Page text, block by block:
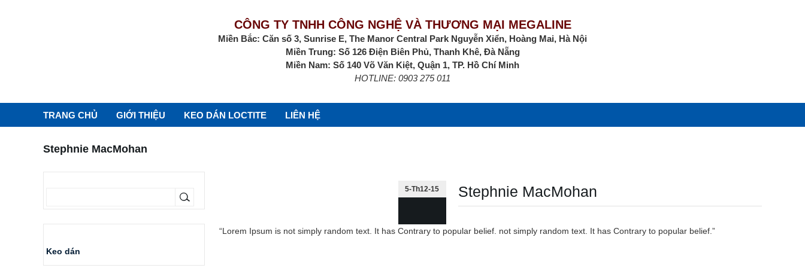
CÔNG TY TNHH CÔNG NGHỆ VÀ THƯƠNG MẠI MEGALINE
Miền Bắc: Căn số 3, Sunrise E, The Manor Central Park Nguyễn Xiển, Hoàng Mai, Hà Nội
Miền Trung: Số 126 Điện Biên Phủ, Thanh Khê, Đà Nẵng
Miền Nam: Số 140 Võ Văn Kiệt, Quận 1, TP. Hồ Chí Minh
HOTLINE: 0903 275 011
TRANG CHỦ GIỚI THIỆU KEO DÁN LOCTITE LIÊN HỆ
Stephnie MacMohan
5-Th12-15 Stephnie MacMohan
“Lorem Ipsum is not simply random text. It has Contrary to popular belief. not simply random text. It has Contrary to popular belief.”
Keo dán